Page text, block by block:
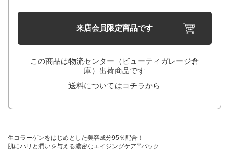
来店会員限定商品です
この商品は物流センター（ビューティガレージ倉
庫）出荷商品です
送料についてはコチラから
生コラーゲンをはじめとした美容成分95％配合！
肌にハリと潤いを与える濃密なエイジングケア ※パック